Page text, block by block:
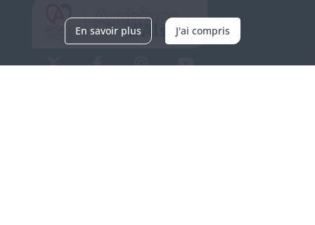
En savoir plus J'ai compris